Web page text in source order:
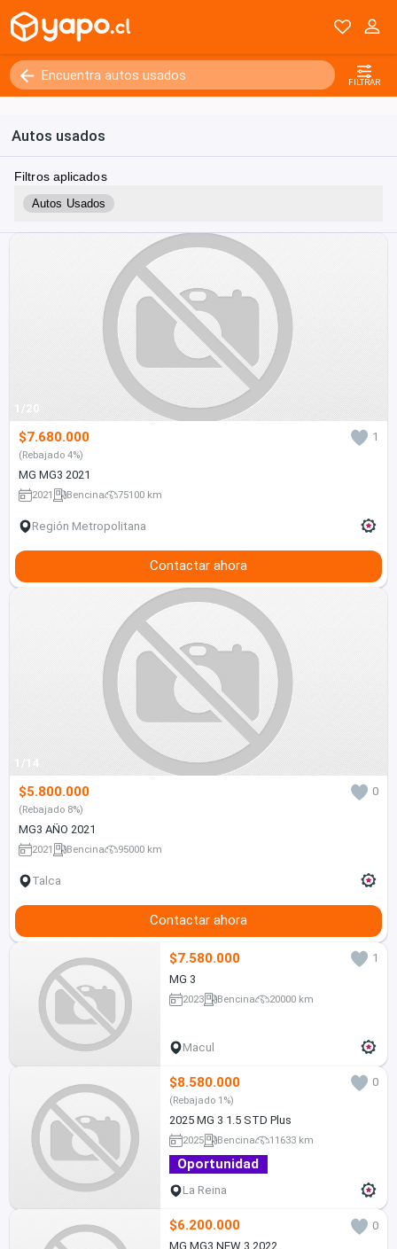
FILTRAR
Autos usados
Filtros aplicados
Autos Usados
1/20
$7.680.000 1
(Rebajado 4%)
MG MG3 2021
2021 Bencina 75100 km
Región Metropolitana
Contactar ahora
1/14
$5.800.000 0
(Rebajado 8%)
MG3 AÑO 2021
2021 Bencina 95000 km
Talca
Contactar ahora
$7.580.000
1
MG 3
2023 Bencina 20000 km
Macul
$8.580.000 0
(Rebajado 1%)
2025 MG 3 1.5 STD Plus
2025 Bencina 11633 km
Oportunidad
La Reina
$6.200.000
0
MG MG3 NEW 3 2022